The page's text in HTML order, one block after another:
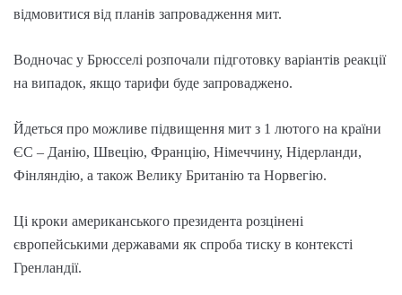
відмовитися від планів запровадження мит.
Водночас у Брюсселі розпочали підготовку варіантів реакції
на випадок, якщо тарифи буде запроваджено.
Йдеться про можливе підвищення мит з 1 лютого на країни
ЄС – Данію, Швецію, Францію, Німеччину, Нідерланди,
Фінляндію, а також Велику Британію та Норвегію.
Ці кроки американського президента розцінені
європейськими державами як спроба тиску в контексті
Гренландії.